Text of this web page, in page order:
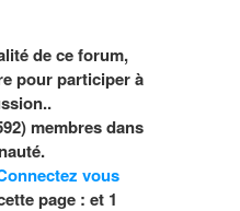
de ce forum,
pour participer à
membres dans
vous
page : et 1